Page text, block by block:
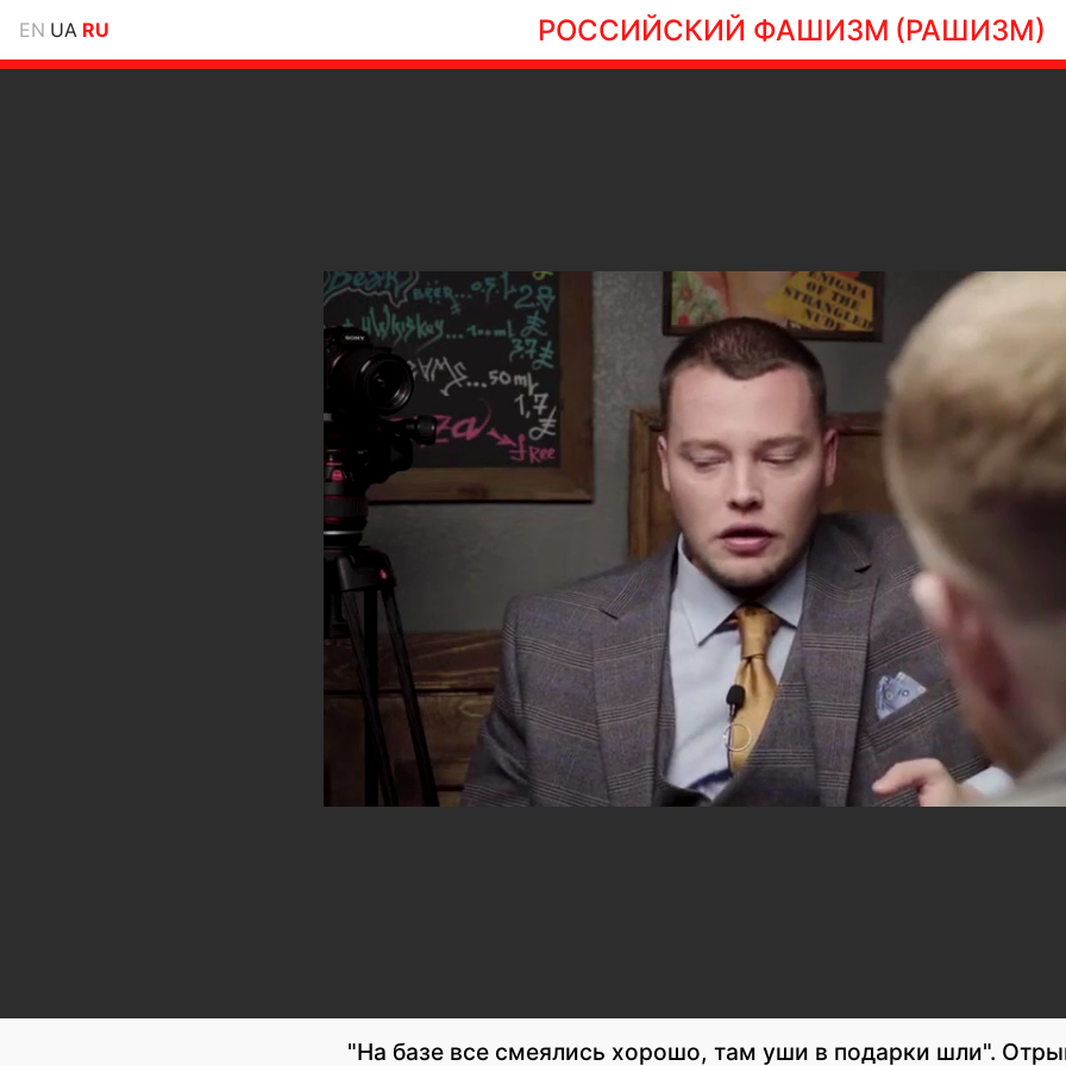
EN UA RU РОССИЙСКИЙ ФАШИЗМ (РАШИЗМ)
"На базе все смеялись хорошо, там уши в подарки шли".